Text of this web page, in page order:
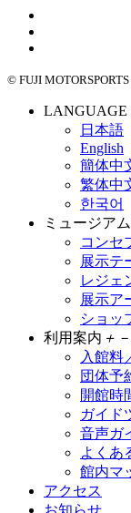
© FUJI
LANGUAGE
日本語
English
簡体中
繁体中
한국어
ミュージア
コンセ
展示テ
レジェ
展示ア
ショッ
利用案内 ＋ －
入館料
団体予
開館時
ガイド
音声ガ
よくあ
館内マ
アクセス